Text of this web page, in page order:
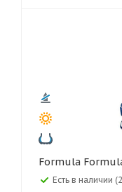
Formula
Есть в наличии